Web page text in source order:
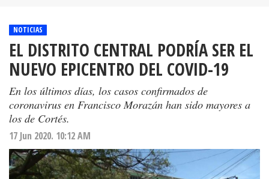
NOTICIAS
EL DISTRITO CENTRAL PODRÍA SER EL
NUEVO EPICENTRO DEL COVID-19
En los últimos días, los casos confirmados de
coronavirus en Francisco Morazán han sido mayores a
los de Cortés.
17 Jun 2020. 10:12 AM